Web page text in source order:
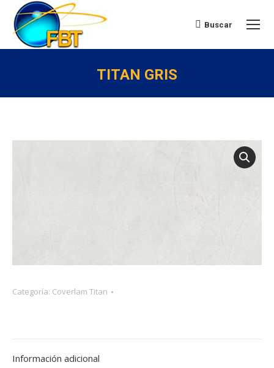
Buscar:
Buscar
TITAN GRIS
Categoría: Coverlam Titan
Información adicional